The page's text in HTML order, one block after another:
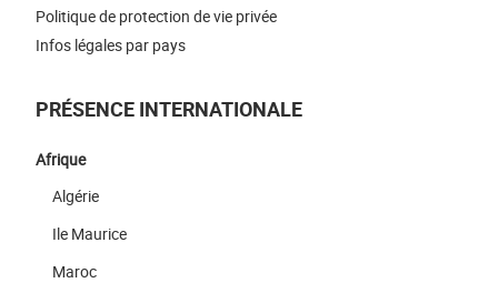
Politique de protection de vie privée
Infos légales par pays
PRÉSENCE INTERNATIONALE
Afrique
Algérie
Ile Maurice
Maroc